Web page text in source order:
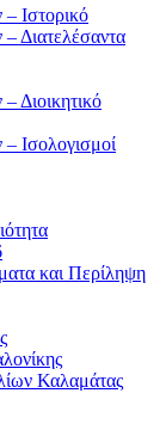
Ιστορικό
Διατελέσαντα
Διοικητικό
Ισολογισμοί
και Περίληψη
Καλαμάτας